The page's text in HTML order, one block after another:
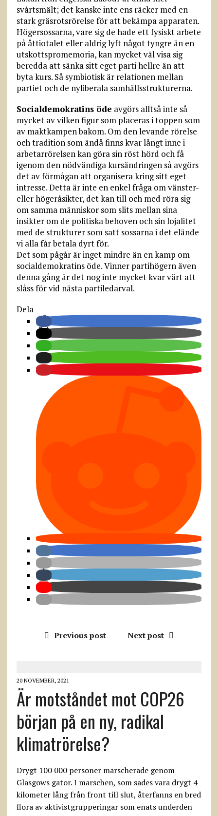
svårtsmält; det kanske inte ens räcker med en
stark gräsrotsrörelse för att bekämpa apparaten.
Höger­sossarna, vare sig de hade ett fysiskt arbete
på åttiotalet eller aldrig lyft något tyngre än en
utskottspromemoria, kan mycket väl visa sig
beredda att sänka sitt eget parti hellre än att
byta kurs. Så symbiotisk är relationen mellan
partiet och de nyliberala samhällsstrukturerna.
Socialdemokratins öde avgörs alltså inte så
mycket av vilken figur som placeras i toppen som
av maktkampen bakom. Om den levande rörelse
och tradition som ändå finns kvar långt inne i
arbetarrörelsen kan göra sin röst hörd och få
igenom den nödvändiga kursändringen så avgörs
det av förmågan att organisera kring sitt eget
intresse. Detta är inte en enkel fråga om vänster-
eller högeråsikter, det kan till och med röra sig
om samma människor som slits mellan sina
insikter om de politiska behoven och sin lojalitet
med de strukturer som satt sossarna i det elände
vi alla får betala dyrt för.
Det som pågår är inget mindre än en kamp om
socialdemokratins öde. Vinner partihögern även
denna gång är det nog inte mycket kvar värt att
slåss för vid nästa partiledarval.
Dela
Previous post Next post
20 NOVEMBER, 2021
Är motståndet mot COP26
början på en ny, radikal
klimatrörelse?
Drygt 100 000 personer marscherade genom
Glasgows gator. I marschen, som sades vara drygt 4
kilometer lång från front till slut, återfanns en bred
flora av aktivistgrupperingar som enats underden